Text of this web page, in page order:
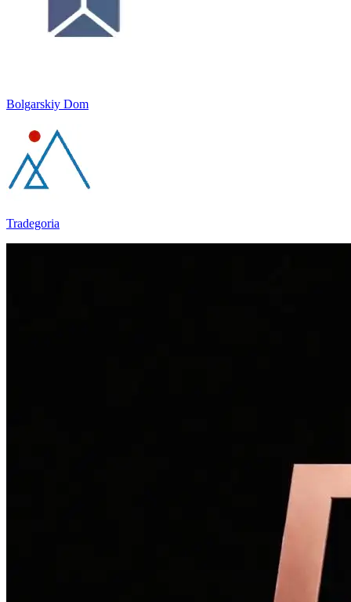
Bolgarskiy Dom
Tradegoria